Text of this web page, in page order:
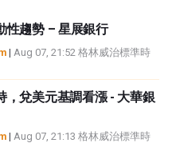
時，作者在本文中提到的任何股票
司有業務關係。除了FXStreet，作
對該資訊的準確性、完整性或適用
擔任何錯誤，遺漏或任何損失，傷害
誤和遺漏除外。本文作者和
意提供任何投資建議。
性趨勢 – 星展銀行
| Aug 07, 21:52 格林威治標準時
，兌美元基調看漲 - 大華銀
| Aug 07, 21:13 格林威治標準時